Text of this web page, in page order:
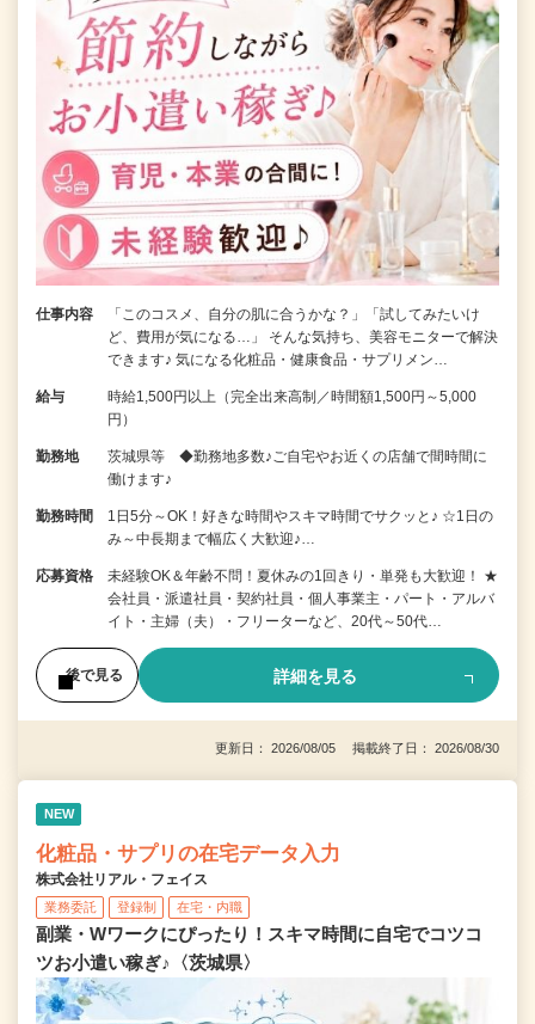
仕事内容
「このコスメ、自分の肌に合うかな？」「試してみたいけ
ど、費用が気になる…」 そんな気持ち、美容モニターで解決
できます♪ 気になる化粧品・健康食品・サプリメン…
給与
時給1,500円以上（完全出来高制／時間額1,500円～5,000
円）
勤務地
茨城県等 ◆勤務地多数♪ご自宅やお近くの店舗で間時間に
働けます♪
勤務時間
1日5分～OK！好きな時間やスキマ時間でサクッと♪ ☆1日の
み～中長期まで幅広く大歓迎♪…
応募資格
未経験OK＆年齢不問！夏休みの1回きり・単発も大歓迎！ ★
会社員・派遣社員・契約社員・個人事業主・パート・アルバ
イト・主婦（夫）・フリーターなど、20代～50代…
後で見る 詳細を見る
更新日： 2026/08/05 掲載終了日： 2026/08/30
NEW
化粧品・サプリの在宅データ入力
株式会社リアル・フェイス
業務委託 登録制 在宅・内職
副業・Wワークにぴったり！スキマ時間に自宅でコツコ
ツお小遣い稼ぎ♪〈茨城県〉